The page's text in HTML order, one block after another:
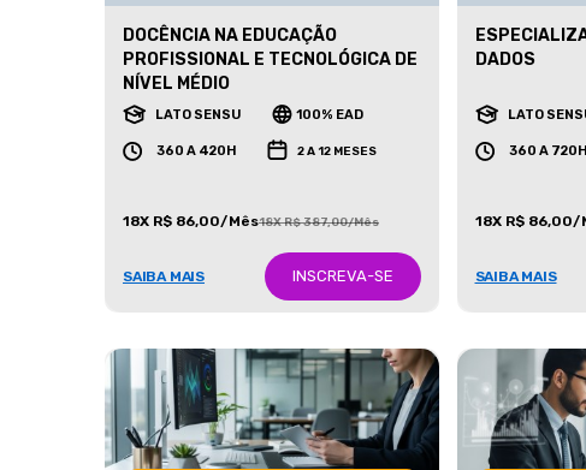
DOCÊNCIA NA EDUCAÇÃO
PROFISSIONAL E TECNOLÓGICA DE
NÍVEL MÉDIO
LATO SENSU 100% EAD
360 A 420H 2 A 12 MESES
18X R$ 86,00/Mês18X R$ 387,00/Mês
SAIBA MAIS INSCREVA-SE
DADOS
LATO
360 A 720H
18X R$ 86,00/
SAIBA MAIS